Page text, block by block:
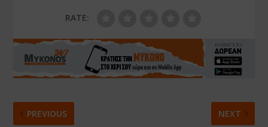
RATE:
PREVIOUS NEXT